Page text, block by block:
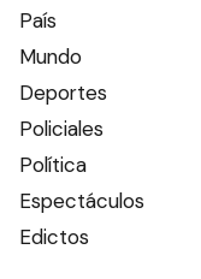
País
Mundo
Deportes
Policiales
Política
Espectáculos
Edictos